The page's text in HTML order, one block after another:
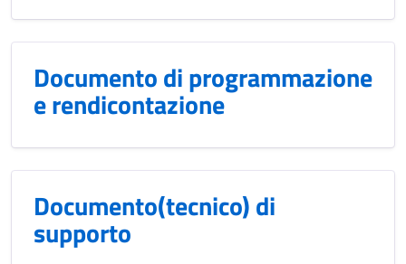
Documento di programmazione
e rendicontazione
Documento(tecnico) di
supporto